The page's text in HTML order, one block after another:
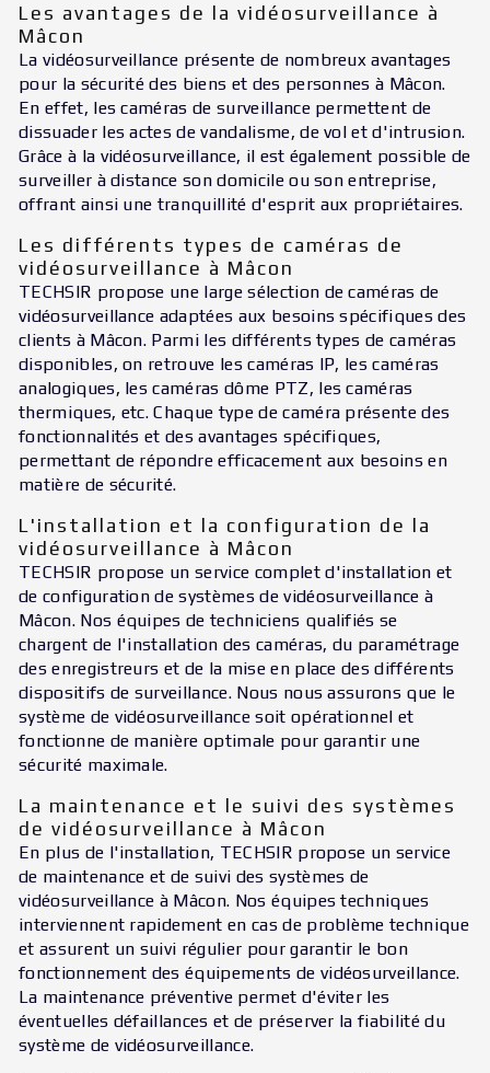
Les avantages de la vidéosurveillance à
Mâcon
La vidéosurveillance présente de nombreux avantages
pour la sécurité des biens et des personnes à Mâcon.
En effet, les caméras de surveillance permettent de
dissuader les actes de vandalisme, de vol et d'intrusion.
Grâce à la vidéosurveillance, il est également possible de
surveiller à distance son domicile ou son entreprise,
offrant ainsi une tranquillité d'esprit aux propriétaires.
Les différents types de caméras de
vidéosurveillance à Mâcon
TECHSIR propose une large sélection de caméras de
vidéosurveillance adaptées aux besoins spécifiques des
clients à Mâcon. Parmi les différents types de caméras
disponibles, on retrouve les caméras IP, les caméras
analogiques, les caméras dôme PTZ, les caméras
thermiques, etc. Chaque type de caméra présente des
fonctionnalités et des avantages spécifiques,
permettant de répondre efficacement aux besoins en
matière de sécurité.
L'installation et la configuration de la
vidéosurveillance à Mâcon
TECHSIR propose un service complet d'installation et
de configuration de systèmes de vidéosurveillance à
Mâcon. Nos équipes de techniciens qualifiés se
chargent de l'installation des caméras, du paramétrage
des enregistreurs et de la mise en place des différents
dispositifs de surveillance. Nous nous assurons que le
système de vidéosurveillance soit opérationnel et
fonctionne de manière optimale pour garantir une
sécurité maximale.
La maintenance et le suivi des systèmes
de vidéosurveillance à Mâcon
En plus de l'installation, TECHSIR propose un service
de maintenance et de suivi des systèmes de
vidéosurveillance à Mâcon. Nos équipes techniques
interviennent rapidement en cas de problème technique
et assurent un suivi régulier pour garantir le bon
fonctionnement des équipements de vidéosurveillance.
La maintenance préventive permet d'éviter les
éventuelles défaillances et de préserver la fiabilité du
système de vidéosurveillance.